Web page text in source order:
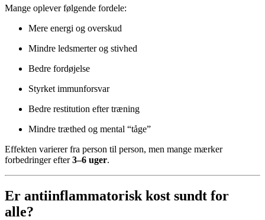
Mange oplever følgende fordele:
Mere energi og overskud
Mindre ledsmerter og stivhed
Bedre fordøjelse
Styrket immunforsvar
Bedre restitution efter træning
Mindre træthed og mental “tåge”
Effekten varierer fra person til person, men mange mærker
forbedringer efter3–6 uger.
Er antiinflammatorisk kost sundt for
alle?